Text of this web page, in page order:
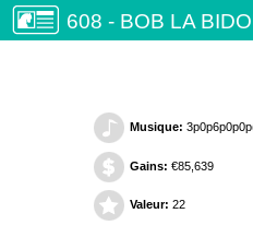
608 - BOB LA
Musique:
Gains: €85,639
Valeur: 22